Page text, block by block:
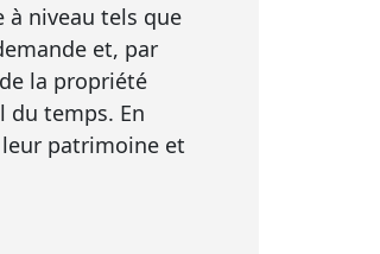
à niveau tels que
et, par
la propriété
du temps. En
patrimoine et